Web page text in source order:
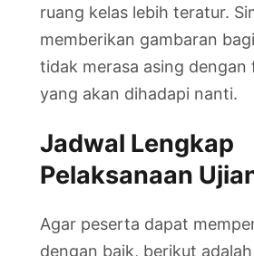
ruang kelas lebih teratur.
memberikan gambaran
tidak merasa asing dengan
yang akan dihadapi nanti.
Jadwal Lengkap
Pelaksanaan
Agar peserta dapat
dengan baik, berikut